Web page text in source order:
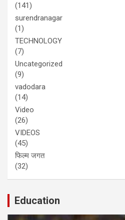
(141)
surendranagar
(1)
TECHNOLOGY
(7)
Uncategorized
(9)
vadodara
(14)
Video
(26)
VIDEOS
(45)
फिल्म जगत
(32)
Education